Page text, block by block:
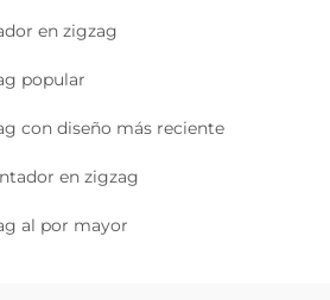
en zigzag
popular
con diseño más reciente
en zigzag
al por mayor